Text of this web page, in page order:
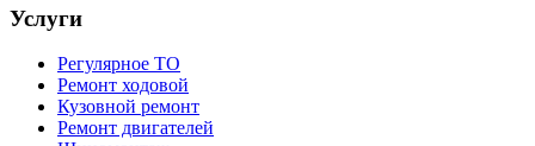
Услуги
Регулярное ТО
Ремонт ходовой
Кузовной ремонт
Ремонт двигателей